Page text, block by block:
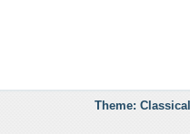
Theme: